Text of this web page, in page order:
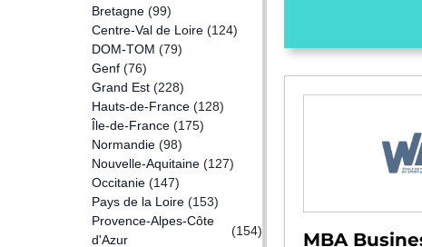
Bretagne (99)
Centre-Val de Loire (124)
DOM-TOM (79)
Genf (76)
Grand Est (228)
Hauts-de-France (128)
Île-de-France (175)
Normandie (98)
Nouvelle-Aquitaine (127)
Occitanie (147)
Pays de la Loire (153)
Provence-Alpes-Côte
d'Azur
(154) MBA